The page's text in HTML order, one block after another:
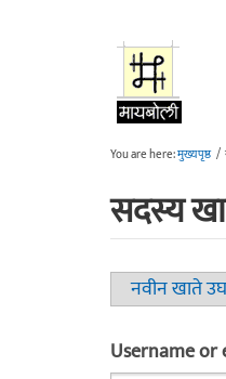
You are here:मुख्यपृष्ठ /
सदस्य
Primary
नवीन खाते
Username or